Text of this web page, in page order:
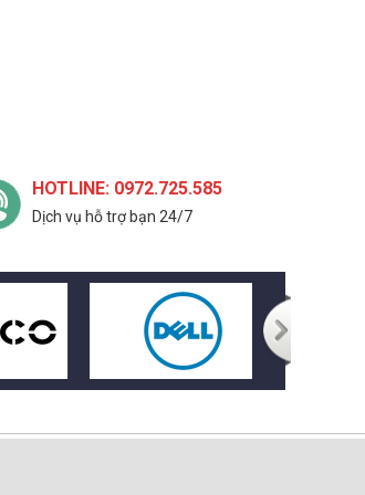
HOTLINE: 0972.725.585
Dịch vụ hỗ trợ bạn 24/7